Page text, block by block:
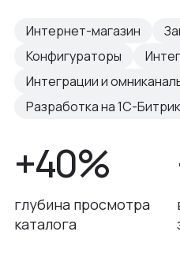
Интернет-магазин
Конфигураторы
Интеграции и
Разработка на 1С-
+40%
глубина просмотра
каталога